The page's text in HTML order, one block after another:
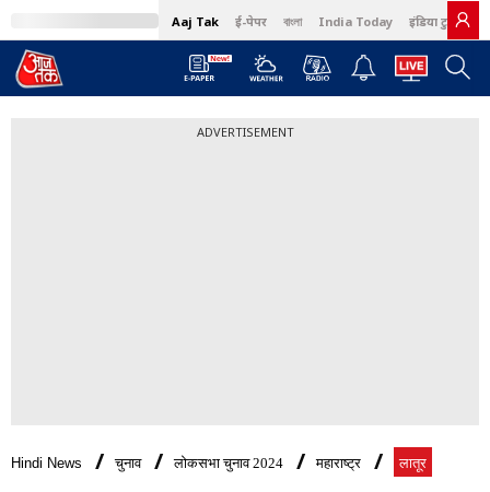
Aaj Tak ई-पेपर বাংলা India Today इंडिया टुडे हिंदी
ADVERTISEMENT
Hindi News चुनाव लोकसभा चुनाव 2024 महाराष्ट्र लातूर